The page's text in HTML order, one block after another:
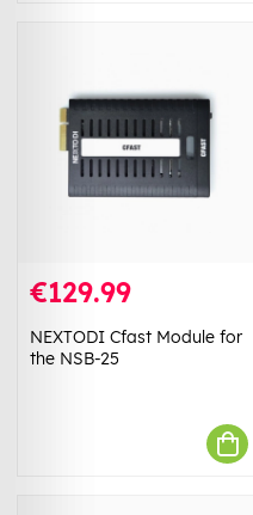
€129.99
NEXTODI Cfast Module for
the NSB-25